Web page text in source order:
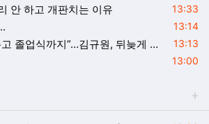
등록일
13:33
안 하고 개판치는 이유
등록일
13:14
등록일
13:13
식까지”…김규원, 뒤늦게 알려진 선행
등록일
13:00